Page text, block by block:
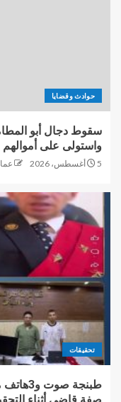
حوادث وقضايا
سقوط دجال أبو
واستولى على أموالهم
5 أغسطس، 2026
تحقيقات
طبنجة
صفة قاضي أثناء